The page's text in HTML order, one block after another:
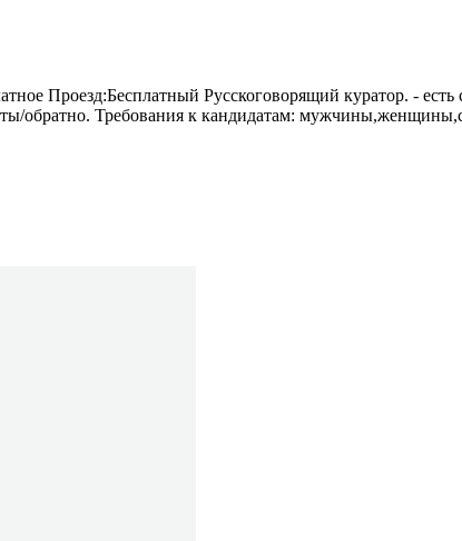
Проезд:Бесплатный Русскоговорящий куратор. - есть
обратно. Требования к кандидатам: